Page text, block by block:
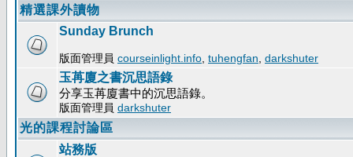
精選課外讀物
Sunday Brunch
版面管理員 courseinlight.info tuhengfan darkshuter
玉苒廈之書沉思語錄
分享玉苒廈書中的沉思語錄。
版面管理員 darkshuter
光的課程討論區
站務版